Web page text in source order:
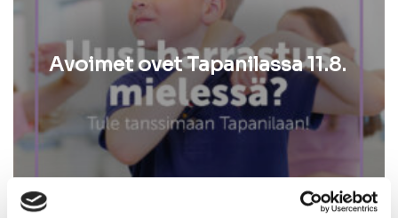
Avoimet ovet Tapanilassa 11.8.